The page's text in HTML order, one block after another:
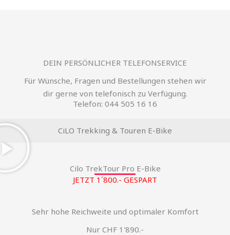
DEIN PERSÖNLICHER TELEFONSERVICE
Für Wünsche, Fragen und Bestellungen stehen wir
dir gerne von telefonisch zu Verfügung.
Telefon: 044 505 16 16
CiLO Trekking & Touren E-Bike
Cilo TrekTour Pro E-Bike
JETZT 1´800.- GESPART
Sehr hohe Reichweite und optimaler Komfort
Nur CHF 1'890.-